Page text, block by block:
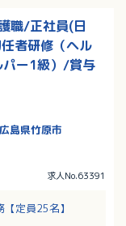
職/正社員(日
者研修（ヘル
パー1級）/賞与
広島県竹原市
求人No.63391
定員25名】